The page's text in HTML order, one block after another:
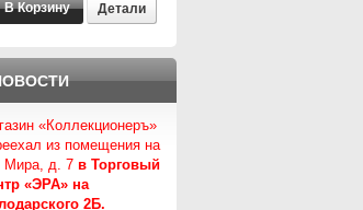
Детали
«Коллекционеръ»
из помещения на
Мира, д. 7 в Торговый
«ЭРА» на
2Б.